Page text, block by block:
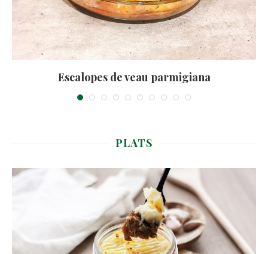
Escalopes de veau parmigiana
PLATS